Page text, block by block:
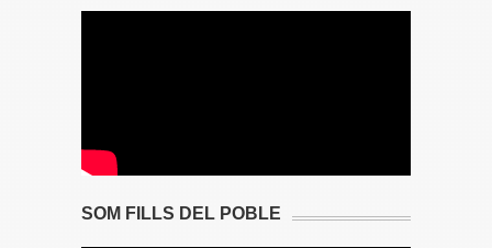
SOM FILLS DEL POBLE